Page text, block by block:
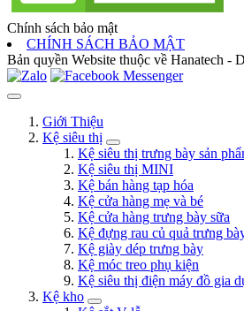
Chính sách bảo mật
CHÍNH SÁCH BẢO MẬT
Bản quyền Website thuộc về Hanatech -
Giới Thiệu
Kệ siêu thị
Kệ siêu thị trưng bày sản
Kệ siêu thị MINI
Kệ bán hàng tạp hóa
Kệ cửa hàng mẹ và bé
Kệ cửa hàng trưng bày sữa
Kệ đựng rau củ quả trưng
Kệ giày dép trưng bày
Kệ móc treo phụ kiện
Kệ siêu thị điện máy đồ gia
Kệ kho